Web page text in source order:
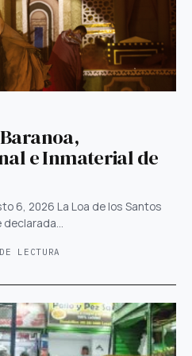
e Inmaterial de
6, 2026 La Loa de los Santos
declarada…
LECTURA